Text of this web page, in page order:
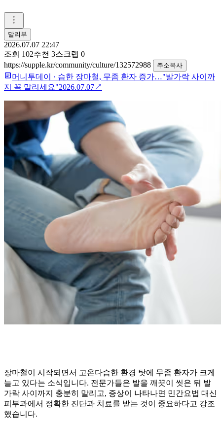
말리부
2026.07.07 22:47
조회 102추천 3스크랩 0
https://supple.kr/community/culture/132572988
주소복사
머니투데이 · 습한 장마철, 무좀 환자 증가…"발가락 사이까
지 꼭 말리세요"2026.07.07↗
장마철이 시작되면서 고온다습한 환경 탓에 무좀 환자가 크게
늘고 있다는 소식입니다. 전문가들은 발을 깨끗이 씻은 뒤 발
가락 사이까지 충분히 말리고, 증상이 나타나면 민간요법 대신
피부과에서 정확한 진단과 치료를 받는 것이 중요하다고 강조
했습니다.